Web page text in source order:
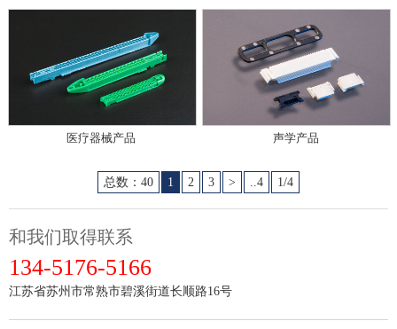
医疗器械产品 声学产品
总数：40 1 2 3 > ..4 1/4
和我们取得联系
134-5176-5166
江苏省苏州市常熟市碧溪街道长顺路16号